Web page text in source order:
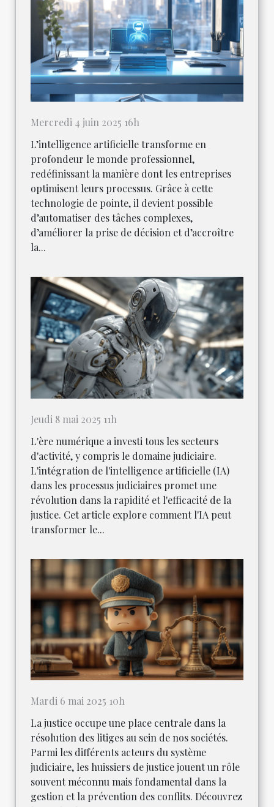
Mercredi 4 juin 2025 16h
L’intelligence artificielle transforme en
profondeur le monde professionnel,
redéfinissant la manière dont les entreprises
optimisent leurs processus. Grâce à cette
technologie de pointe, il devient possible
d’automatiser des tâches complexes,
d’améliorer la prise de décision et d’accroître
la...
Jeudi 8 mai 2025 11h
L'ère numérique a investi tous les secteurs
d'activité, y compris le domaine judiciaire.
L'intégration de l'intelligence artificielle (IA)
dans les processus judiciaires promet une
révolution dans la rapidité et l'efficacité de la
justice. Cet article explore comment l'IA peut
transformer le...
Mardi 6 mai 2025 10h
La justice occupe une place centrale dans la
résolution des litiges au sein de nos sociétés.
Parmi les différents acteurs du système
judiciaire, les huissiers de justice jouent un rôle
souvent méconnu mais fondamental dans la
gestion et la prévention des conflits. Découvrez